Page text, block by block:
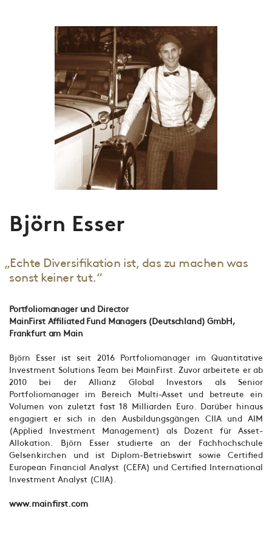
Björn Esser
„Echte Diversifikation ist, das zu machen was
sonst keiner tut.“
Portfoliomanager und Director
MainFirst Affiliated Fund Managers (Deutschland) GmbH,
Frankfurt am Main
Björn Esser ist seit 2016 Portfoliomanager im Quantitative
Investment Solutions Team bei MainFirst. Zuvor arbeitete er ab
2010 bei der Allianz Global Investors als Senior
Portfoliomanager im Bereich Multi-Asset und betreute ein
Volumen von zuletzt fast 18 Milliarden Euro. Darüber hinaus
engagiert er sich in den Ausbildungsgängen CIIA und AIM
(Applied Investment Management) als Dozent für Asset-
Allokation. Björn Esser studierte an der Fachhochschule
Gelsenkirchen und ist Diplom-Betriebswirt sowie Certified
European Financial Analyst (CEFA) und Certified International
Investment Analyst (CIIA).
www.mainfirst.com